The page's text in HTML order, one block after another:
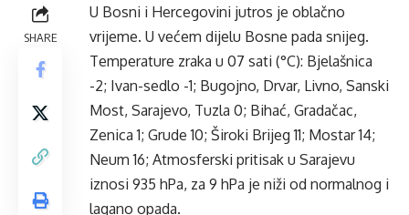
SHARE
U Bosni i Hercegovini jutros je oblačno
vrijeme. U većem dijelu Bosne pada snijeg.
Temperature zraka u 07 sati (°C): Bjelašnica
-2; Ivan-sedlo -1; Bugojno, Drvar, Livno, Sanski
Most, Sarajevo, Tuzla 0; Bihać, Gradačac,
Zenica 1; Grude 10; Široki Brijeg 11; Mostar 14;
Neum 16; Atmosferski pritisak u Sarajevu
iznosi 935 hPa, za 9 hPa je niži od normalnog i
lagano opada.